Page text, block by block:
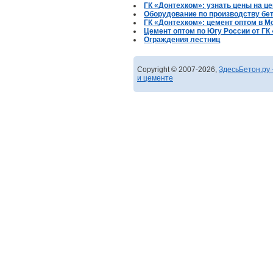
ГК «Донтехком»: узнать цены на
Оборудование по производству
ГК «Донтехком»: цемент оптом в
Цемент оптом по Югу России от ГК
Ограждения лестниц
Copyright © 2007-2026,
и цементе